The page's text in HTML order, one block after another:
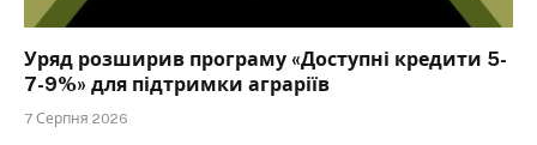
Уряд розширив програму «Доступні кредити 5-
7-9%» для підтримки аграріїв
7 Серпня 2026